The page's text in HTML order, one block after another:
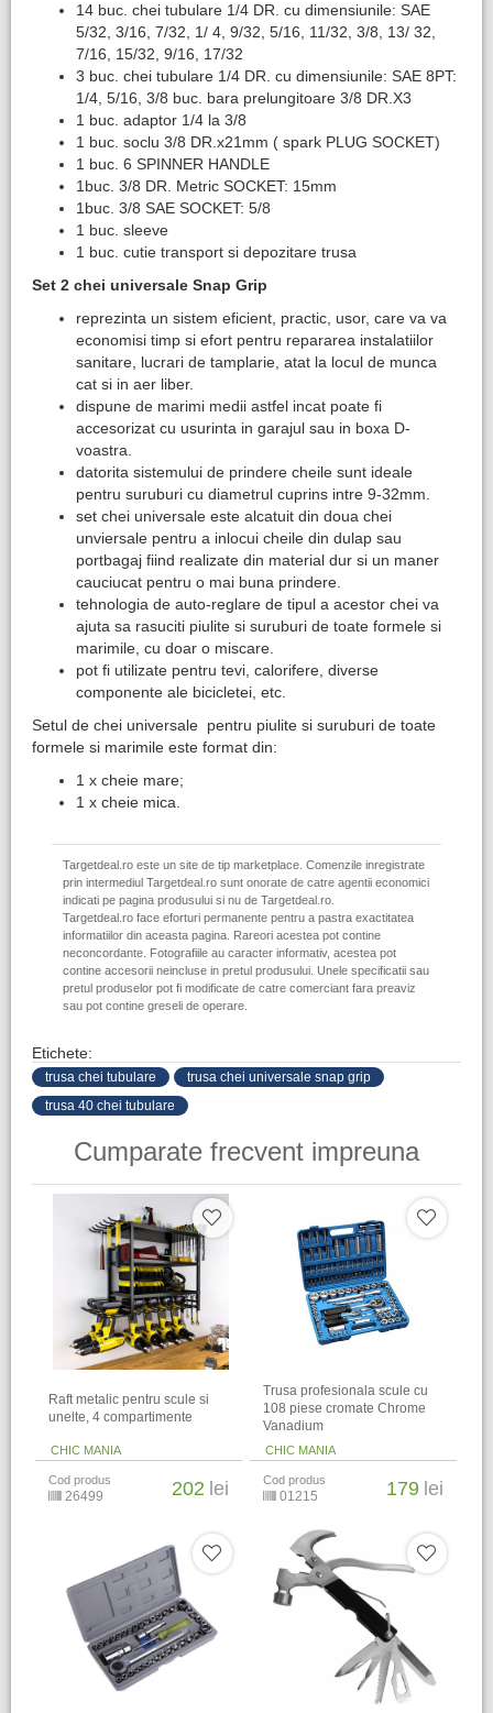
14 buc. chei tubulare 1/4 DR. cu dimensiunile: SAE
5/32, 3/16, 7/32, 1/ 4, 9/32, 5/16, 11/32, 3/8, 13/ 32,
7/16, 15/32, 9/16, 17/32
3 buc. chei tubulare 1/4 DR. cu dimensiunile: SAE 8PT:
1/4, 5/16, 3/8 buc. bara prelungitoare 3/8 DR.X3
1 buc. adaptor 1/4 la 3/8
1 buc. soclu 3/8 DR.x21mm ( spark PLUG SOCKET)
1 buc. 6 SPINNER HANDLE
1buc. 3/8 DR. Metric SOCKET: 15mm
1buc. 3/8 SAE SOCKET: 5/8
1 buc. sleeve
1 buc. cutie transport si depozitare trusa
Set 2 chei universale Snap Grip
reprezinta un sistem eficient, practic, usor, care va va
economisi timp si efort pentru repararea instalatiilor
sanitare, lucrari de tamplarie, atat la locul de munca
cat si in aer liber.
dispune de marimi medii astfel incat poate fi
accesorizat cu usurinta in garajul sau in boxa D-
voastra.
datorita sistemului de prindere cheile sunt ideale
pentru suruburi cu diametrul cuprins intre 9-32mm.
set chei universale este alcatuit din doua chei
unviersale pentru a inlocui cheile din dulap sau
portbagaj fiind realizate din material dur si un maner
cauciucat pentru o mai buna prindere.
tehnologia de auto-reglare de tipul a acestor chei va
ajuta sa rasuciti piulite si suruburi de toate formele si
marimile, cu doar o miscare.
pot fi utilizate pentru tevi, calorifere, diverse
componente ale bicicletei, etc.
Setul de chei universale pentru piulite si suruburi de toate
formele si marimile este format din:
1 x cheie mare;
1 x cheie mica.
Targetdeal.ro este un site de tip marketplace. Comenzile inregistrate
prin intermediul Targetdeal.ro sunt onorate de catre agentii economici
indicati pe pagina produsului si nu de Targetdeal.ro.
Targetdeal.ro face eforturi permanente pentru a pastra exactitatea
informatiilor din aceasta pagina. Rareori acestea pot contine
neconcordante. Fotografiile au caracter informativ, acestea pot
contine accesorii neincluse in pretul produsului. Unele specificatii sau
pretul produselor pot fi modificate de catre comerciant fara preaviz
sau pot contine greseli de operare.
Etichete:
trusa chei tubulare
trusa chei universale snap grip
trusa 40 chei tubulare
Cumparate frecvent impreuna
Raft metalic pentru scule si
unelte, 4 compartimente
CHIC MANIA
Cod produs
26499 202 lei
Trusa profesionala scule cu
108 piese cromate Chrome
Vanadium
CHIC MANIA
Cod produs
01215 179 lei